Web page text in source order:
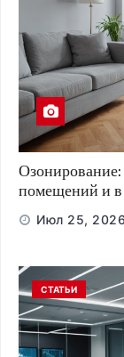
Озонирование:
помещений и в
Июл 25, 2026
СТАТЬИ